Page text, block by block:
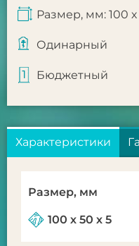
Размер, мм: 100 х
Одинарный
Бюджетный
Характеристики
Размер, мм
100 х 50 х 5